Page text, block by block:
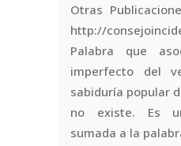
Otras
http://
Palabra que
imperfecto del
sabiduría popular
no existe. Es
sumada a la